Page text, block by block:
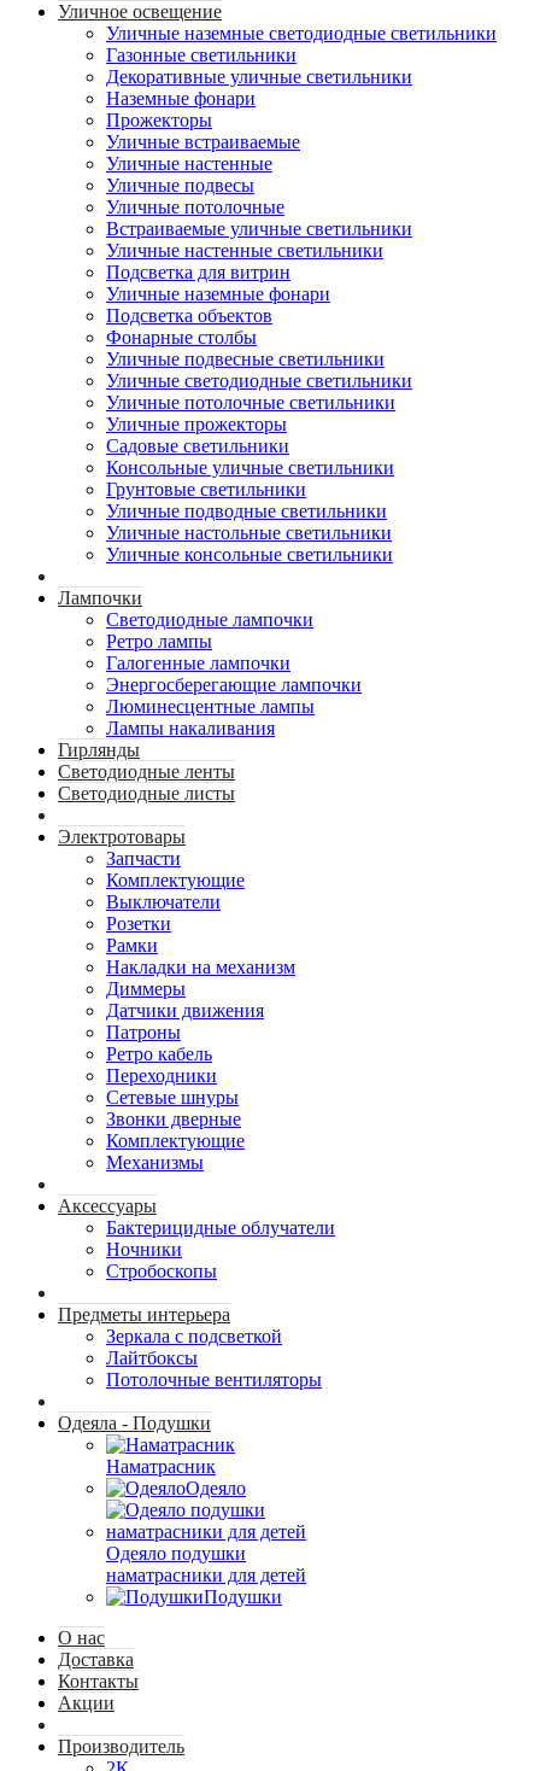
Уличное освещение
Уличные наземные светодиодные светильники
Газонные светильники
Декоративные уличные светильники
Наземные фонари
Прожекторы
Уличные встраиваемые
Уличные настенные
Уличные подвесы
Уличные потолочные
Встраиваемые уличные светильники
Уличные настенные светильники
Подсветка для витрин
Уличные наземные фонари
Подсветка объектов
Фонарные столбы
Уличные подвесные светильники
Уличные светодиодные светильники
Уличные потолочные светильники
Уличные прожекторы
Садовые светильники
Консольные уличные светильники
Грунтовые светильники
Уличные подводные светильники
Уличные настольные светильники
Уличные консольные светильники
Лампочки
Светодиодные лампочки
Ретро лампы
Галогенные лампочки
Энергосберегающие лампочки
Люминесцентные лампы
Лампы накаливания
Гирлянды
Светодиодные ленты
Светодиодные листы
Электротовары
Запчасти
Комплектующие
Выключатели
Розетки
Рамки
Накладки на механизм
Диммеры
Датчики движения
Патроны
Ретро кабель
Переходники
Сетевые шнуры
Звонки дверные
Комплектующие
Механизмы
Аксессуары
Бактерицидные облучатели
Ночники
Стробоскопы
Предметы интерьера
Зеркала с подсветкой
Лайтбоксы
Потолочные вентиляторы
Одеяла - Подушки
Наматрасник
Одеяло
Одеяло подушки
наматрасники для детей
Подушки
О нас
Доставка
Контакты
Акции
Производитель